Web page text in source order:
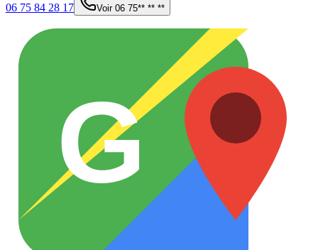
06 75 84 28 17
Voir 06 75** ** **
G